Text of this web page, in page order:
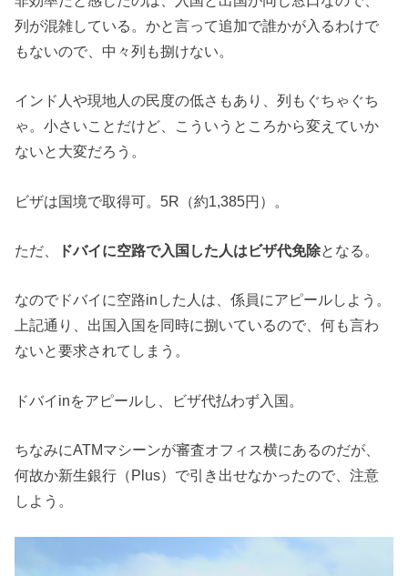
列が混雑している。かと言って追加で誰かが入るわけで
もないので、中々列も捌けない。
インド人や現地人の民度の低さもあり、列もぐちゃぐち
ゃ。小さいことだけど、こういうところから変えていか
ないと大変だろう。
ビザは国境で取得可。5R（約1,385円）。
ただ、 ドバイに空路で入国した人はビザ代免除となる。
なのでドバイに空路inした人は、係員にアピールしよう。
上記通り、出国入国を同時に捌いているので、何も言わ
ないと要求されてしまう。
ドバイinをアピールし、ビザ代払わず入国。
ちなみにATMマシーンが審査オフィス横にあるのだが、
何故か新生銀行（Plus）で引き出せなかったので、注意
しよう。